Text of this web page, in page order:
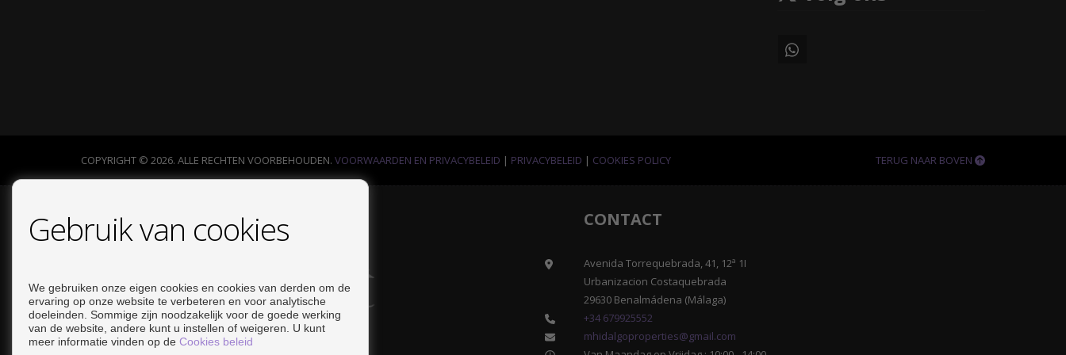
COPYRIGHT © 2026. ALLE RECHTEN VOORBEHOUDEN. VOORWAARDEN EN PRIVACYBELEID | PRIVACYBELEID | COOKIES POLICY TERUG NAAR BOVEN
CONTACT
Avenida Torrequebrada, 41, 12ª 1I
Urbanizacion Costaquebrada
29630 Benalmádena (Málaga)
+34 679925552
mhidalgoproperties@gmail.com
Gebruik van cookies
We gebruiken onze eigen cookies en cookies van derden om de
ervaring op onze website te verbeteren en voor analytische
doeleinden. Sommige zijn noodzakelijk voor de goede werking
van de website, andere kunt u instellen of weigeren. U kunt
meer informatie vinden op de Cookies beleid